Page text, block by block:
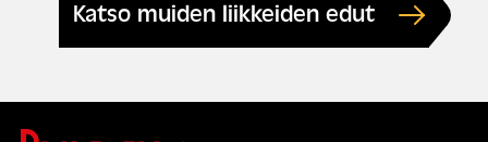
Katso muiden liikkeiden edut